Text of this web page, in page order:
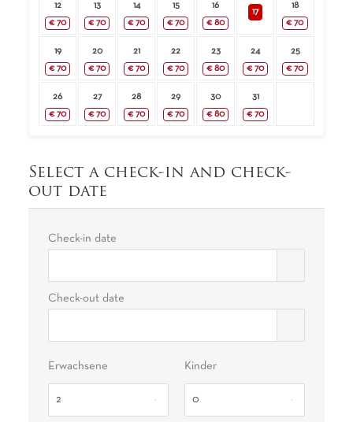
12
€ 70
13
€ 70
14
€ 70
15
€ 70
16
€ 80
17
18
€ 70
19
€ 70
20
€ 70
21
€ 70
22
€ 70
23
€ 80
24
€ 70
25
€ 70
26
€ 70
27
€ 70
28
€ 70
29
€ 70
30
€ 80
31
€ 70
Select a check-in and check-
out date
Check-in date
Check-out date
Erwachsene Kinder